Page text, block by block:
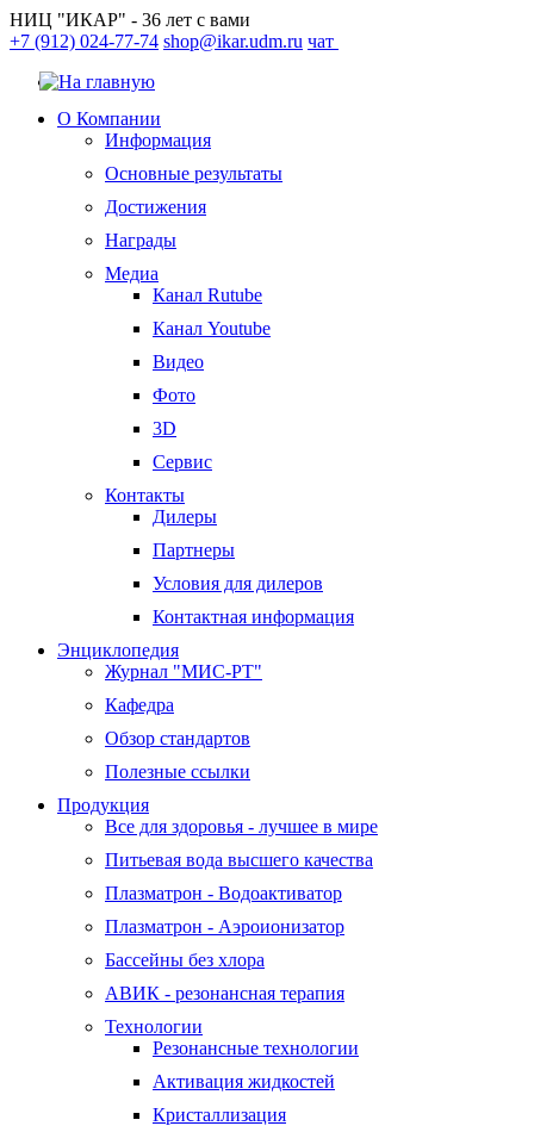
НИЦ "ИКАР" - 36 лет с вами
+7 (912) 024-77-74 shop@ikar.udm.ru чат
О Компании
Информация
Основные результаты
Достижения
Награды
Медиа
Канал Rutube
Канал Youtube
Видео
Фото
3D
Сервис
Контакты
Дилеры
Партнеры
Условия для дилеров
Контактная информация
Энциклопедия
Журнал "МИС-РТ"
Кафедра
Обзор стандартов
Полезные ссылки
Продукция
Все для здоровья - лучшее в мире
Питьевая вода высшего качества
Плазматрон - Водоактиватор
Плазматрон - Аэроионизатор
Бассейны без хлора
АВИК - резонансная терапия
Технологии
Резонансные технологии
Активация жидкостей
Кристаллизация